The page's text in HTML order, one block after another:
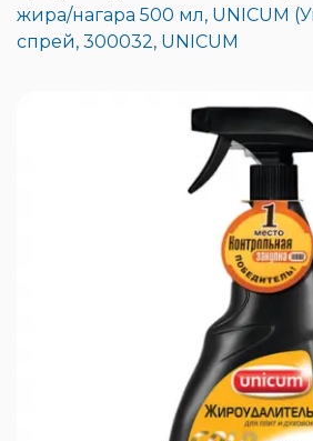
жира/нагара 500 мл, UNICUM
спрей, 300032, UNICUM